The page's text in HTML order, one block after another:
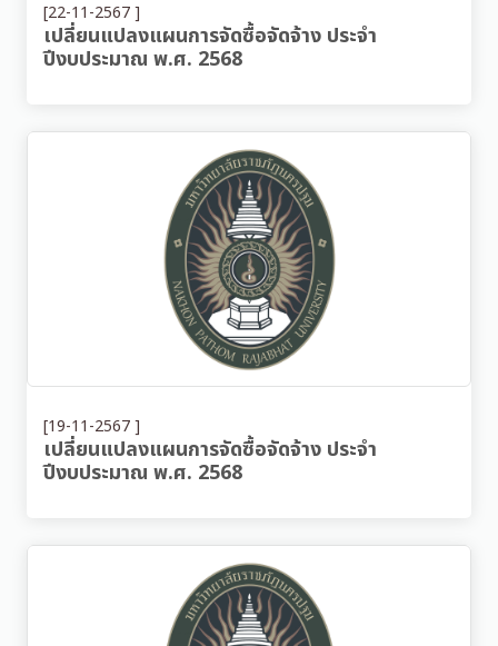
[22-11-2567 ]
เปลี่ยนแปลงแผนการจัดซื้อจัดจ้าง ประจำ
ปีงบประมาณ พ.ศ. 2568
[19-11-2567 ]
เปลี่ยนแปลงแผนการจัดซื้อจัดจ้าง ประจำ
ปีงบประมาณ พ.ศ. 2568